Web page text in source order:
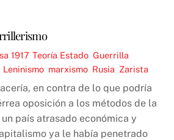
1917,Teoría Estado ,Guerrilla
Leninismo marxismo Rusia Zarista
en contra de lo que podría
oposición a los métodos de la
país atrasado económica y
ya le había penetrado